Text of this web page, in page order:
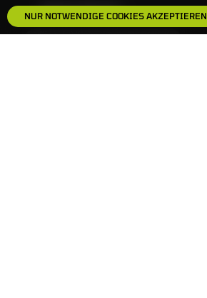
HÄUFIG GESUCHT:
NUR NOTWENDIGE COOKIES AKZEPTIEREN